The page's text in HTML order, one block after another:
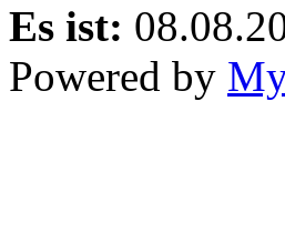
Es ist:
Powered by